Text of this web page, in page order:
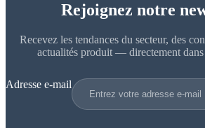
Rejoignez notre
Recevez les tendances du secteur, des
actualités produit — directement
Adresse e-mail